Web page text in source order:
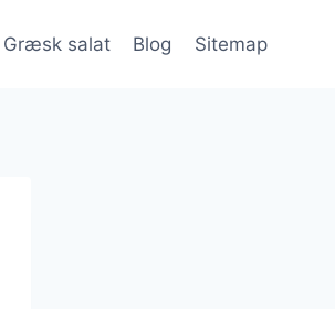
Græsk salat Blog Sitemap